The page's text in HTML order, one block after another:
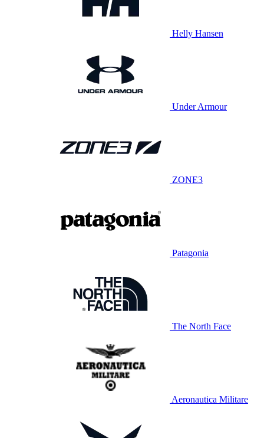
Helly Hansen
Under Armour
ZONE3
Patagonia
The North Face
Aeronautica Militare